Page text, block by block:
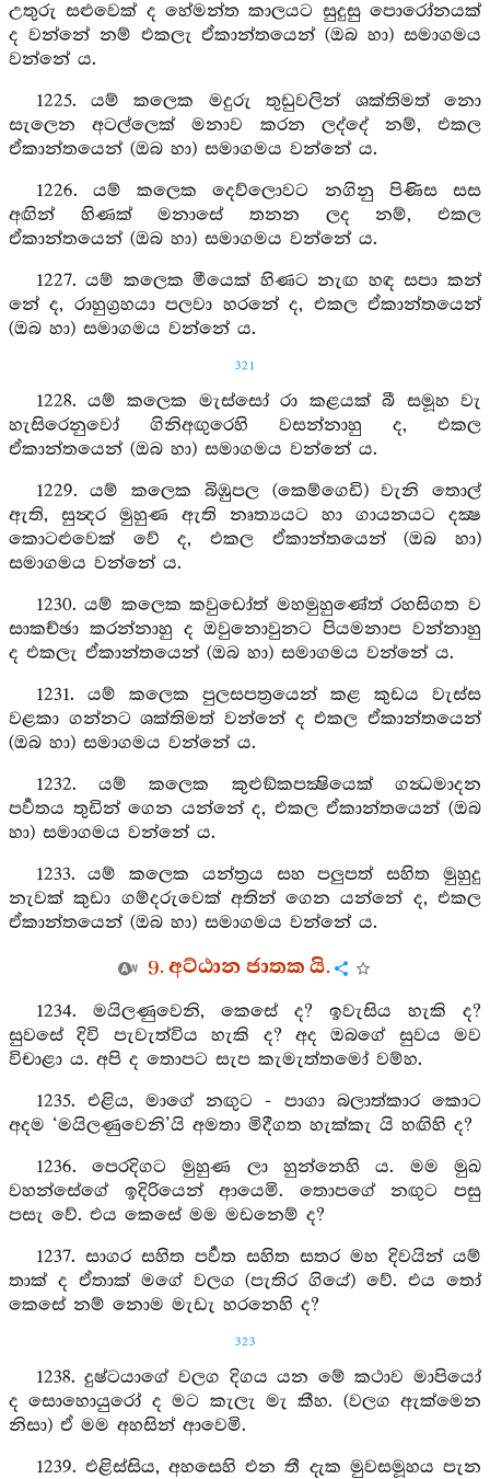
උතුරු සළුවෙක් ද හේමන්ත කාලයට සුදුසු පොරෝනයක්
ද වන්නේ නම් එකලැ ඒකාන්තයෙන් (ඔබ හා) සමාගමය
වන්නේ ය.
1225. යම් කලෙක මදුරු තුඩුවලින් ශක්තිමත් නො
සැලෙන අටල්ලෙක් මනාව කරන ලද්දේ නම්, එකල
ඒකාන්තයෙන් (ඔබ හා) සමාගමය වන්නේ ය.
1226. යම් කලෙක දෙව්ලොවට නගිනු පිණිස සස
අඟින් හිණක් මනාසේ තනන ලද නම්, එකල
ඒකාන්තයෙන් (ඔබ හා) සමාගමය වන්නේ ය.
1227. යම් කලෙක මීයෙක් හිණට නැඟ හඳ සපා කන්
නේ ද, රාහුග්‍රහයා පලවා හරනේ ද, එකල ඒකාන්තයෙන්
(ඔබ හා) සමාගමය වන්නේ ය.
321
1228. යම් කලෙක මැස්සෝ රා කළයක් බී සමූහ වැ
හැසිරෙනුවෝ ගිනිඅඟුරෙහි වසන්නාහු ද, එකල
ඒකාන්තයෙන් (ඔබ හා) සමාගමය වන්නේ ය.
1229. යම් කලෙක බිඹුපල (කෙම්ගෙඩි) වැනි තොල්
ඇති, සුන්‍දර මුහුණ ඇති නෘත්‍යයට හා ගායනයට දක්‍ෂ
කොටළුවෙක් වේ ද, එකල ඒකාන්තයෙන් (ඔබ හා)
සමාගමය වන්නේ ය.
1230. යම් කලෙක කවුඩෝත් මහමුහුණේත් රහසිගත ව
සාකච්ඡා කරන්නාහු ද ඔවුනොවුනට පියමනාප වන්නාහු
ද එකලැ ඒකාන්තයෙන් (ඔබ හා) සමාගමය වන්නේ ය.
1231. යම් කලෙක පුලසපත්‍රයෙන් කළ කුඩය වැස්ස
වළකා ගන්නට ශක්තිමත් වන්නේ ද එකල ඒකාන්තයෙන්
(ඔබ හා) සමාගමය වන්නේ ය.
1232. යම් කලෙක කුළුඞ්කපක්‍ෂියෙක් ගන්‍ධමාදන
පර්‍වතය තුඩින් ගෙන යන්නේ ද, එකල ඒකාන්තයෙන් (ඔබ
හා) සමාගමය වන්නේ ය.
1233. යම් කලෙක යන්ත්‍රය සහ පලුපත් සහිත මුහුදු
නැවක් කුඩා ගම්දරුවෙක් අතින් ගෙන යන්නේ ද, එකල
ඒකාන්තයෙන් (ඔබ හා) සමාගමය වන්නේ ය.
9. අට්ඨාන ජාතක යි.
1234. මයිලණුවෙනි, කෙසේ ද? ඉවැසිය හැකි ද?
සුවසේ දිවි පැවැත්විය හැකි ද? අද ඔබගේ සුවය මව
විචාළා ය. අපි ද තොපට සැප කැමැත්තමෝ වම්හ.
1235. එළිය, මාගේ නඟුට - පාගා බලාත්කාර කොට
අදම ‘මයිලණුවෙනි’යි අමතා මිදීගත හැක්කැ යි හඟිහි ද?
1236. පෙරදිගට මුහුණ ලා හුන්නෙහි ය. මම මුඛ
වහන්සේගේ ඉදිරියෙන් ආයෙමි. තොපගේ නඟුට පසු
පසැ වේ. එය කෙසේ මම මඩනෙම් ද?
1237. සාගර සහිත පර්‍වත සහිත සතර මහ දිවයින් යම්
තාක් ද ඒතාක් මගේ වලග (පැතිර ගියේ) වේ. එය තෝ
කෙසේ නම් නොම මැඩැ හරනෙහි ද?
323
1238. දුෂ්ටයාගේ වලග දිගය යන මේ කථාව මාපියෝ
ද සොහොයුරෝ ද මට කැලැ මැ කීහ. (වලග ඇක්මෙන
නිසා) ඒ මම අහසින් ආවෙමි.
1239. එළිස්සිය, අහසෙහි එන තී දැක මුවසමූහය පැන